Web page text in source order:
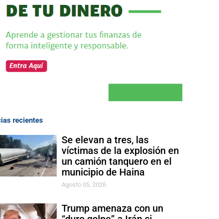
recientes
Se elevan a tres, las
víctimas de la explosión en
un camión tanquero en el
municipio de Haina
Agosto 05, 2026
Trump amenaza con un